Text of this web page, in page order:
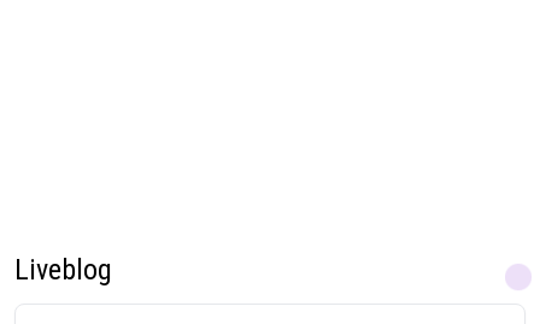
Liveblog